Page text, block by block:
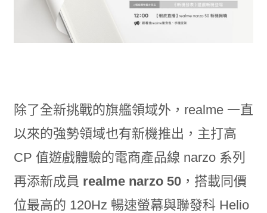
除了全新挑戰的旗艦領域外，realme 一直
以來的強勢領域也有新機推出，主打高
CP 值遊戲體驗的電商產品線 narzo 系列
再添新成員 realme narzo 50，搭載同價
位最高的 120Hz 暢速螢幕與聯發科 Helio